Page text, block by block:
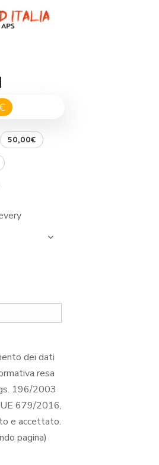
50,00€
resa
196/2003
679/2016,
e accettato.
pagina)